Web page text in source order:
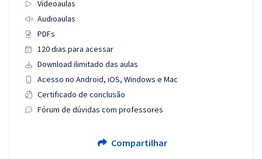
Videoaulas
Audioaulas
PDFs
120 dias para acessar
Download ilimitado das aulas
Acesso no Android, iOS, Windows e Mac
Certificado de conclusão
Fórum de dúvidas com professores
Compartilhar